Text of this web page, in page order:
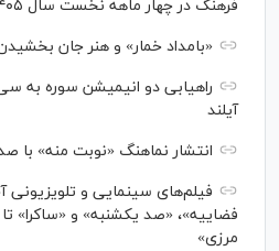
فرهنگ در چهار ماهه نخست سال ۱۴۰۵
«بامداد خمار» و هنر جان
راهیابی دو انیمیشن سوره به
آیلند
انتشار نماهنگ «نوبت منه» با
فیلم‌های سینمایی و تلویزیونی
فضاییه»، «صد یکشنبه» و «ساکرا»
مرزی»